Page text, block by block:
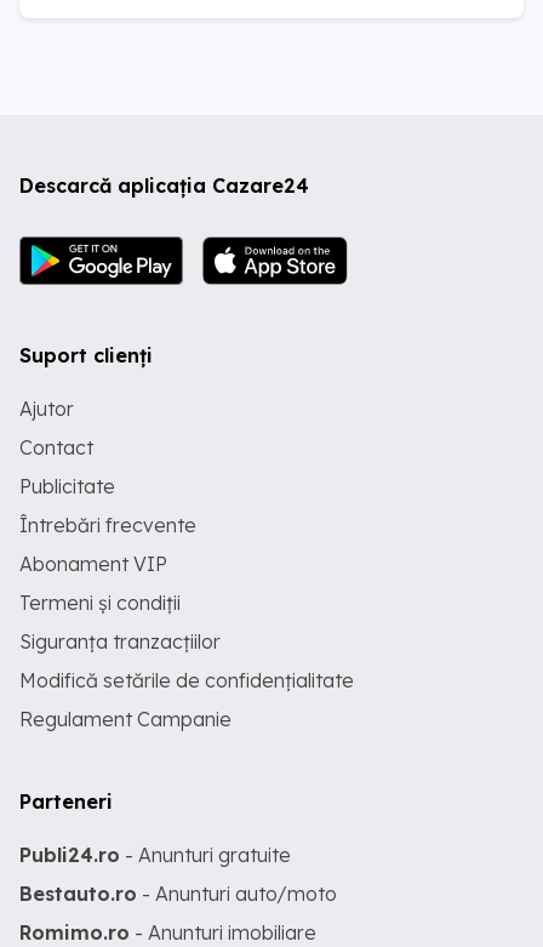
Descarcă aplicația Cazare24
Suport clienți
Ajutor
Contact
Publicitate
Întrebări frecvente
Abonament VIP
Termeni și condiții
Siguranța tranzacțiilor
Modifică setările de confidențialitate
Regulament Campanie
Parteneri
Publi24.ro - Anunturi gratuite
Bestauto.ro - Anunturi auto/moto
Romimo.ro - Anunturi imobiliare